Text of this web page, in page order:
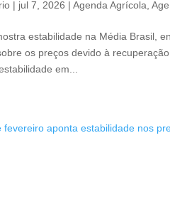
| jul 7, 2026 |Agenda Agrícola,
estabilidade na Média Brasil,
os preços devido à
em...